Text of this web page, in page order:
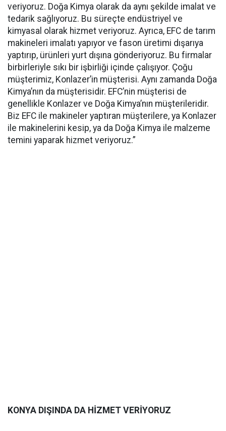
veriyoruz. Doğa Kimya olarak da aynı şekilde imalat ve
tedarik sağlıyoruz. Bu süreçte endüstriyel ve
kimyasal olarak hizmet veriyoruz. Ayrıca, EFC de tarım
makineleri imalatı yapıyor ve fason üretimi dışarıya
yaptırıp, ürünleri yurt dışına gönderiyoruz. Bu firmalar
birbirleriyle sıkı bir işbirliği içinde çalışıyor. Çoğu
müşterimiz, Konlazer’in müşterisi. Aynı zamanda Doğa
Kimya’nın da müşterisidir. EFC’nin müşterisi de
genellikle Konlazer ve Doğa Kimya’nın müşterileridir.
Biz EFC ile makineler yaptıran müşterilere, ya Konlazer
ile makinelerini kesip, ya da Doğa Kimya ile malzeme
temini yaparak hizmet veriyoruz.”
KONYA DIŞINDA DA HİZMET VERİYORUZ